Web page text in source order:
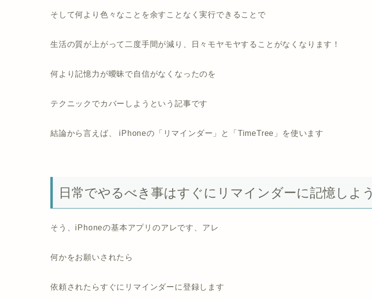
そして何より色々なことを余すことなく実行できることで
生活の質が上がって二度手間が減り、日々モヤモヤすることがなくなります！
何より記憶力が曖昧で自信がなくなったのを
テクニックでカバーしようという記事です
結論から言えば、 iPhoneの「リマインダー」と「TimeTree」を使います
日常でやるべき事はすぐにリマインダーに記憶しよう
そう、iPhoneの基本アプリのアレです、アレ
何かをお願いされたら
依頼されたらすぐにリマインダーに登録します